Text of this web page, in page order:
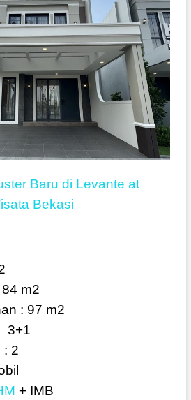
Baru di Levante at
Bekasi
m2
: 97 m2
3+1
: 2
+ IMB